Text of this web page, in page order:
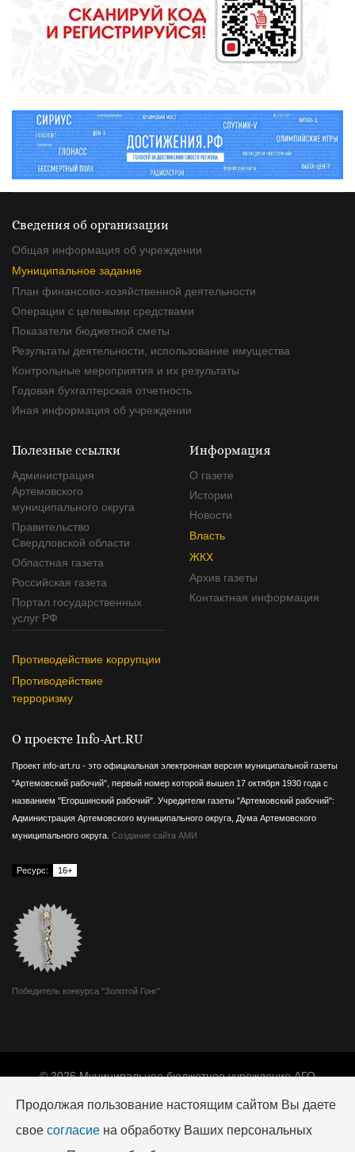
полицейского
Сведения об организации
Общая информация об учреждении
Муниципальное задание
План финансово-хозяйственной деятельности
Операции с целевыми средствами
Показатели бюджетной сметы
Результаты деятельности, использование имущества
Контрольные мероприятия и их результаты
Годовая бухгалтерская отчетность
Иная информация об учреждении
Полезные ссылки
Администрация
Артемовского
муниципального округа
Правительство
Свердловской области
Областная газета
Российская газета
Портал государственных
услуг РФ
Противодействие коррупции
Противодействие
терроризму
Информация
О газете
Истории
Новости
Власть
ЖКХ
Архив газеты
Контактная информация
О проекте Info-Art.RU
Проект info-art.ru - это официальная электронная версия муниципальной газеты
"Артемовский рабочий", первый номер которой вышел 17 октября 1930 года с
названием "Егоршинский рабочий". Учредители газеты "Артемовский рабочий":
Администрация Артемовского муниципального округа, Дума Артемовского
муниципального округа. Создание сайта АМИ
Ресурс: 16+
Победитель конкурса "Золотой Гонг"
© 2026 Муниципальное бюджетное учреждение АГО
Адрес: 623780, г. Артемовский, ул. Мира, 10.
Телефон редакции: +7 (34363) 2-04-68, e-mail:art-
Продолжая пользование настоящим сайтом Вы даете
свое согласие на обработку Ваших персональных